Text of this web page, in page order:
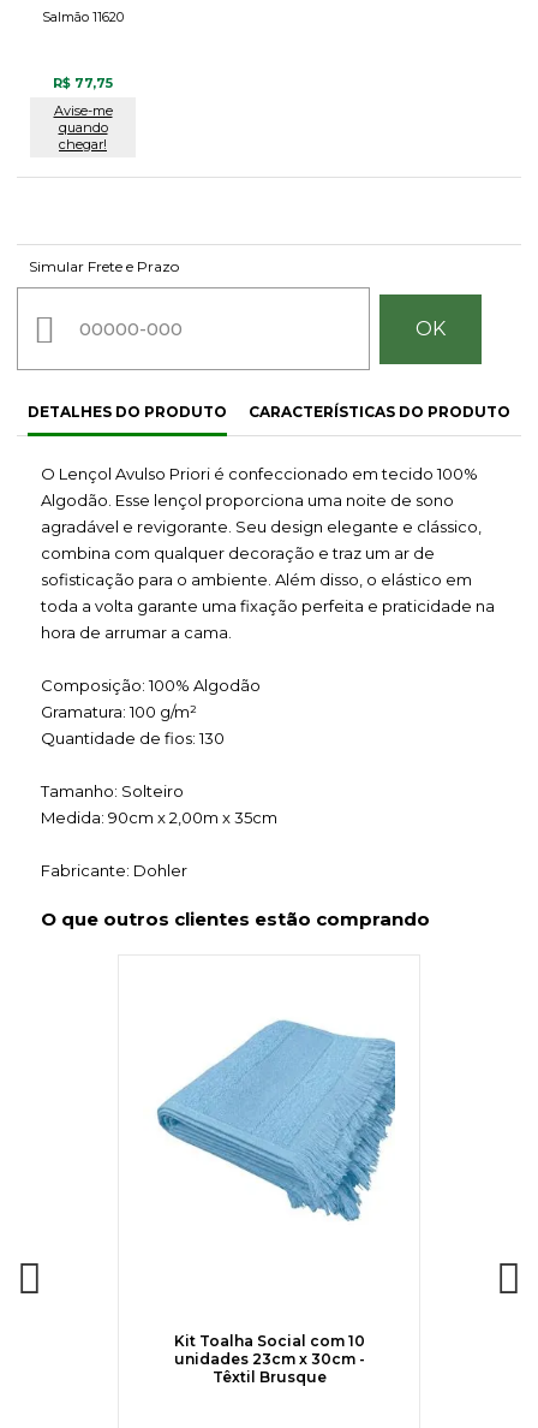
Salmão 11620
R$ 77,75
Avise-me
quando
chegar!
Simular Frete e Prazo
DETALHES DO PRODUTO CARACTERÍSTICAS DO PRODUTO
O Lençol Avulso Priori é confeccionado em tecido 100%
Algodão. Esse lençol proporciona uma noite de sono
agradável e revigorante. Seu design elegante e clássico,
combina com qualquer decoração e traz um ar de
sofisticação para o ambiente. Além disso, o elástico em
toda a volta garante uma fixação perfeita e praticidade na
hora de arrumar a cama.
Composição: 100% Algodão
Gramatura: 100 g/m²
Quantidade de fios: 130
Tamanho: Solteiro
Medida: 90cm x 2,00m x 35cm
Fabricante: Dohler
O que outros clientes estão comprando
Kit Toalha Social com 10
unidades 23cm x 30cm -
Têxtil Brusque